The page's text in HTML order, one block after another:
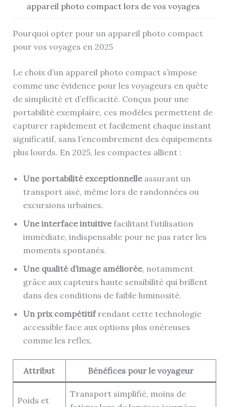
appareil photo compact lors de vos voyages
Pourquoi opter pour un appareil photo compact
pour vos voyages en 2025
Le choix d’un appareil photo compact s’impose
comme une évidence pour les voyageurs en quête
de simplicité et d’efficacité. Conçus pour une
portabilité exemplaire, ces modèles permettent de
capturer rapidement et facilement chaque instant
significatif, sans l’encombrement des équipements
plus lourds. En 2025, les compactes allient :
Une portabilité exceptionnelleassurant un
transport aisé, même lors de randonnées ou
excursions urbaines.
Une interface intuitivefacilitant l’utilisation
immédiate, indispensable pour ne pas rater les
moments spontanés.
Une qualité d’image améliorée, notamment
grâce aux capteurs haute sensibilité qui brillent
dans des conditions de faible luminosité.
Un prix compétitifrendant cette technologie
accessible face aux options plus onéreuses
comme les reflex.
Attribut Bénéfices pour le voyageur
Poids et
Transport simplifié, moins de